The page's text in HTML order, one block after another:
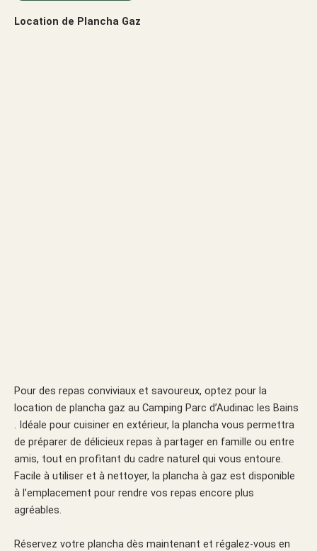
Location de Plancha Gaz
Pour des repas conviviaux et savoureux, optez pour la
location de plancha gaz au Camping Parc d’Audinac les Bains
. Idéale pour cuisiner en extérieur, la plancha vous permettra
de préparer de délicieux repas à partager en famille ou entre
amis, tout en profitant du cadre naturel qui vous entoure.
Facile à utiliser et à nettoyer, la plancha à gaz est disponible
à l’emplacement pour rendre vos repas encore plus
agréables.
Réservez votre plancha dès maintenant et régalez-vous en